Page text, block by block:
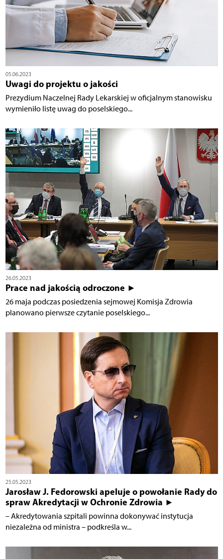
05.06.2023
Uwagi do projektu o jakości
Prezydium Naczelnej Rady Lekarskiej w oficjalnym stanowisku
wymieniło listę uwag do poselskiego...
26.05.2023
Prace nad jakością odroczone ►
26 maja podczas posiedzenia sejmowej Komisja Zdrowia
planowano pierwsze czytanie poselskiego...
25.05.2023
Jarosław J. Fedorowski apeluje o powołanie Rady do
spraw Akredytacji w Ochronie Zdrowia ►
– Akredytowania szpitali powinna dokonywać instytucja
niezależna od ministra – podkreśla w...